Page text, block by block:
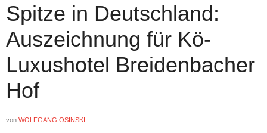
Spitze in Deutschland:
Auszeichnung für Kö-
Luxushotel Breidenbacher
Hof
von WOLFGANG OSINSKI